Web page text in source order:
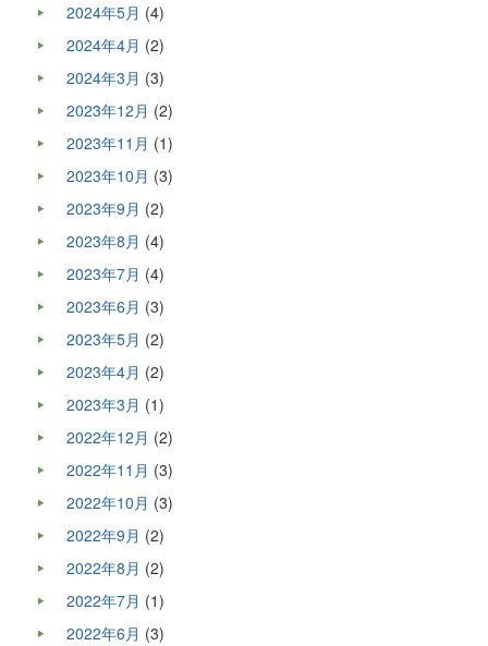
2024年5月 (4)
2024年4月 (2)
2024年3月 (3)
2023年12月 (2)
2023年11月 (1)
2023年10月 (3)
2023年9月 (2)
2023年8月 (4)
2023年7月 (4)
2023年6月 (3)
2023年5月 (2)
2023年4月 (2)
2023年3月 (1)
2022年12月 (2)
2022年11月 (3)
2022年10月 (3)
2022年9月 (2)
2022年8月 (2)
2022年7月 (1)
2022年6月 (3)